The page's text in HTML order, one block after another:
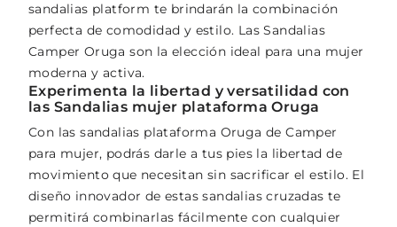
sandalias platform te brindarán la combinación
perfecta de comodidad y estilo. Las Sandalias
Camper Oruga son la elección ideal para una mujer
moderna y activa.
Experimenta la libertad y versatilidad con
las Sandalias mujer plataforma Oruga
Con las sandalias plataforma Oruga de Camper
para mujer, podrás darle a tus pies la libertad de
movimiento que necesitan sin sacrificar el estilo. El
diseño innovador de estas sandalias cruzadas te
permitirá combinarlas fácilmente con cualquier